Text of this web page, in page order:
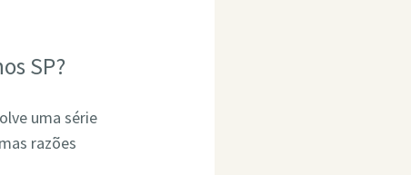
SP?
uma série
razões